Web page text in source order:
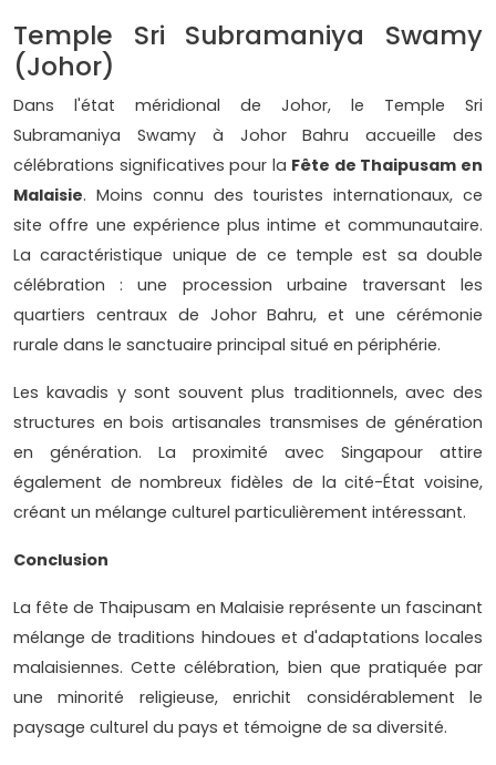
Temple Sri Subramaniya Swamy
(Johor)
Dans l'état méridional de Johor, le Temple Sri
Subramaniya Swamy à Johor Bahru accueille des
célébrations significatives pour la Fête de Thaipusam en
Malaisie. Moins connu des touristes internationaux, ce
site offre une expérience plus intime et communautaire.
La caractéristique unique de ce temple est sa double
célébration : une procession urbaine traversant les
quartiers centraux de Johor Bahru, et une cérémonie
rurale dans le sanctuaire principal situé en périphérie.
Les kavadis y sont souvent plus traditionnels, avec des
structures en bois artisanales transmises de génération
en génération. La proximité avec Singapour attire
également de nombreux fidèles de la cité-État voisine,
créant un mélange culturel particulièrement intéressant.
Conclusion
La fête de Thaipusam en Malaisie représente un fascinant
mélange de traditions hindoues et d'adaptations locales
malaisiennes. Cette célébration, bien que pratiquée par
une minorité religieuse, enrichit considérablement le
paysage culturel du pays et témoigne de sa diversité.